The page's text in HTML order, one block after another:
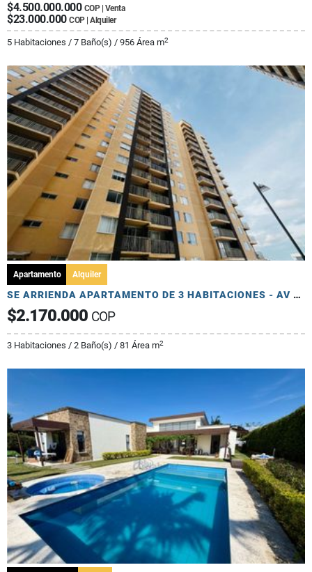
$4.500.000.000 COP | Venta
$23.000.000 COP | Alquiler
5 Habitaciones / 7 Baño(s) / 956 Área m2
Apartamento Alquiler
SE ARRIENDA APARTAMENTO DE 3 HABITACIONES - AV 19 NORTE
$2.170.000 COP
3 Habitaciones / 2 Baño(s) / 81 Área m2